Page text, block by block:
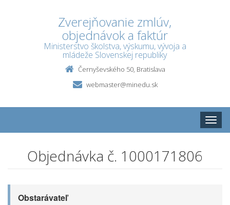
Zverejňovanie zmlúv,
objednávok a faktúr
Ministerstvo školstva, výskumu, vývoja a
mládeže Slovenskej republiky
Černyševského 50, Bratislava
webmaster@minedu.sk
Toggle
Objednávka č. 1000171806
Obstarávateľ